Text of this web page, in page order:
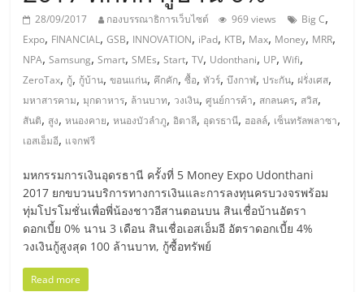
เอ็
มอี
ไทย,
SMEs,
แฟ
รน
28/09/2017 กองบรรณาธิการเว็บไซต์ 969 views Big C,
Expo, FINANCIAL,GSB, INNOVATION, iPad, KTB, Max, Money, MRR,
NPA,Samsung,Smart,SMEs,Start,TV, Udonthani, UP,Wifi,
ZeroTax, กู้, กู้บ้าน,ขอนแก่น, คึกคัก,ซื้อ,ทัวร์,บึงกาฬ,ประกัน, ฝรั่งเศส,
มหาสารคาม,มุกดาหาร, ล้านบาท, วงเงิน,ศูนย์การค้า, สกลนคร, สวิส,
สันติ, สูง,หนองคาย,หนองบัวลำภู,อิตาลี, อุดรธานี, ฮอลล์, เซ็นทรัลพลาซา,
เอสเอ็มอี, แจกฟรี
มหกรรมการเงินอุดรธานี ครั้งที่ 5 Money Expo Udonthani
2017 ยกขบวนบริการทางการเงินและการลงทุนครบวงจรพร้อม
ทุ่มโปรโมชั่นเพื่อพี่น้องชาวอีสานตอนบน สินเชื่อบ้านอัตรา
ดอกเบี้ย 0% นาน 3 เดือน สินเชื่อเอสเอ็มอี อัตราดอกเบี้ย 4%
วงเงินกู้สูงสุด 100 ล้านบาท, กู้ซื้อทรัพย์
Read more